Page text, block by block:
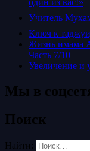
Ключ к
Жизнь имама
Часть 7/10
Увеличение и
Мы в
Поиск
Найти: